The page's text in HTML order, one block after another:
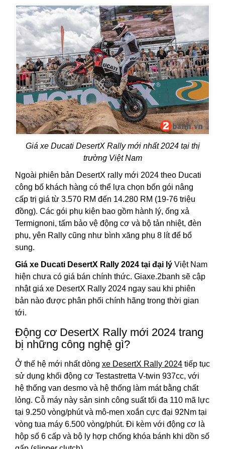
Giá xe Ducati DesertX Rally mới nhất 2024 tại thị
trường Việt Nam
Ngoài phiên bản DesertX rally mới 2024 theo Ducati
công bố khách hàng có thể lựa chọn bốn gói nâng
cấp trị giá từ 3.570 RM đến 14.280 RM (19-76 triệu
đồng). Các gói phụ kiện bao gồm hành lý, ống xả
Termignoni, tấm bảo vệ động cơ và bộ tản nhiệt, đèn
phụ, yên Rally cũng như bình xăng phụ 8 lít để bổ
sung.
Giá xe Ducati DesertX Rally 2024 tại đại lý Việt Nam
hiện chưa có giá bán chính thức. Giaxe.2banh sẽ cập
nhật giá xe DesertX Rally 2024 ngay sau khi phiên
bản nào được phân phối chính hãng trong thời gian
tới.
Động cơ DesertX Rally mới 2024 trang
bị những công nghệ gì?
Ở thế hệ mới nhất dòng xe DesertX Rally 2024 tiếp tục
sử dụng khối động cơ Testastretta V-twin 937cc, với
hệ thống van desmo và hệ thống làm mát bằng chất
lỏng. Cỗ máy này sản sinh công suất tối đa 110 mã lực
tại 9.250 vòng/phút và mô-men xoắn cực đại 92Nm tại
vòng tua máy 6.500 vòng/phút. Đi kèm với động cơ là
hộp số 6 cấp và bộ ly hợp chống khóa bánh khi dồn số